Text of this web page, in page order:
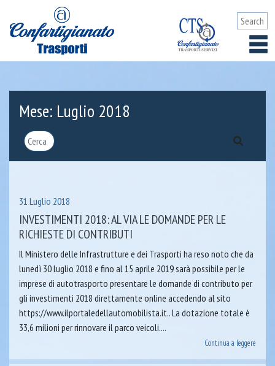
Mese: Luglio 2018
31 Luglio 2018
INVESTIMENTI 2018: AL VIA LE DOMANDE PER LE
RICHIESTE DI CONTRIBUTI
Il Ministero delle Infrastrutture e dei Trasporti ha reso noto che da
lunedì 30 luglio 2018 e fino al 15 aprile 2019 sarà possibile per le
imprese di autotrasporto presentare le domande di contributo per
gli investimenti 2018 direttamente online accedendo al sito
https://www.ilportaledellautomobilista.it.. La dotazione totale è
33,6 milioni per rinnovare il parco veicoli....
Continua a leggere